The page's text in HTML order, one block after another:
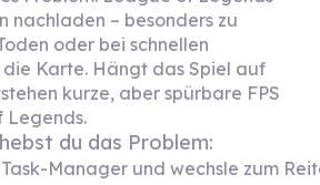
nachladen – besonders zu
oder bei schnellen
Karte. Hängt das Spiel auf
kurze, aber spürbare FPS
Legends.
du das Problem:
Manager und wechsle zum